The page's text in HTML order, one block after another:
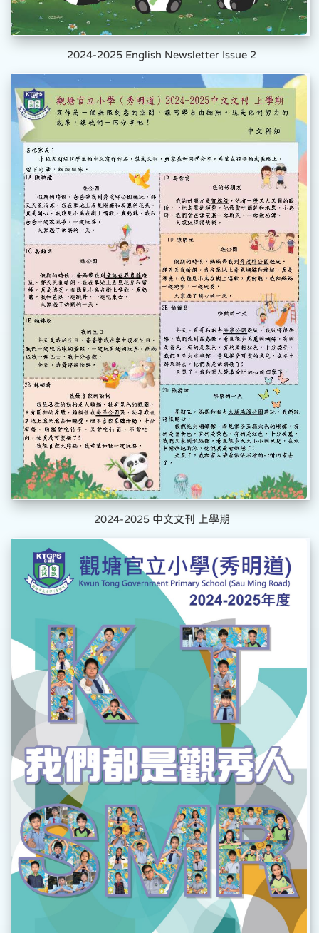
2024-2025 English Newsletter Issue 2
2024-2025 中文文刊 上學期